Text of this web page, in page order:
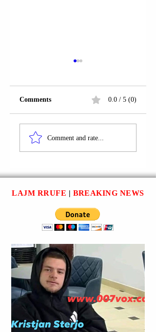
ÇABEJ”;
AKSIDENT
AUTOMOBILISTIK
ME PASOJË
PLAGOSJEN E NJË
QYTETARI.
Comments 0.0 / 5 (0)
Comment and rate...
LAJM RRUFE BREAKING NEWS